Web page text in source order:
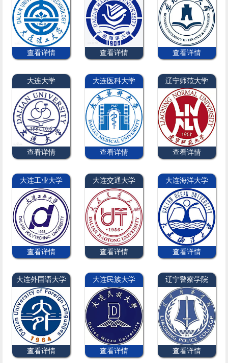
查看详情 查看详情 查看详情
大连大学
查看详情
大连医科大学
查看详情
辽宁师范大学
查看详情
大连工业大学
查看详情
大连交通大学
查看详情
大连海洋大学
查看详情
大连外国语大学
查看详情
大连民族大学
查看详情
辽宁警察学院
查看详情